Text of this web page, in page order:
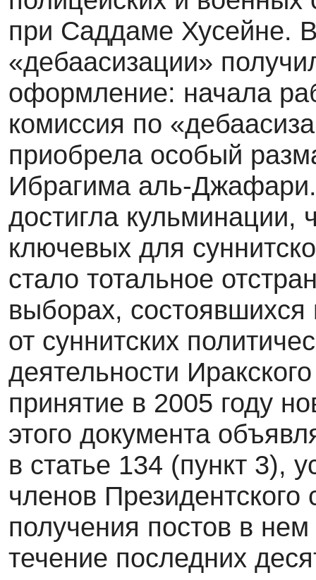
при Саддаме Хусейне. В
«дебаасизации»
оформление: начала
комиссия по
приобрела особый
Ибрагима аль-
достигла кульминации,
ключевых для
стало тотальное
выборах, состоявшихся
от суннитских
деятельности
принятие в 2005 году
этого документа
в статье 134 (пункт 3),
членов Президентского
получения постов в
течение последних